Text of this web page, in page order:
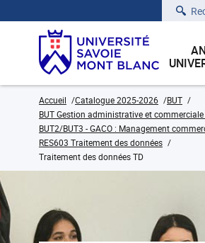
Accueil Catalogue 2025-2026
BUT
BUT Gestion administrative et
BUT2/BUT3 - GACO : Management
RES603 Traitement des données
Traitement des données TD